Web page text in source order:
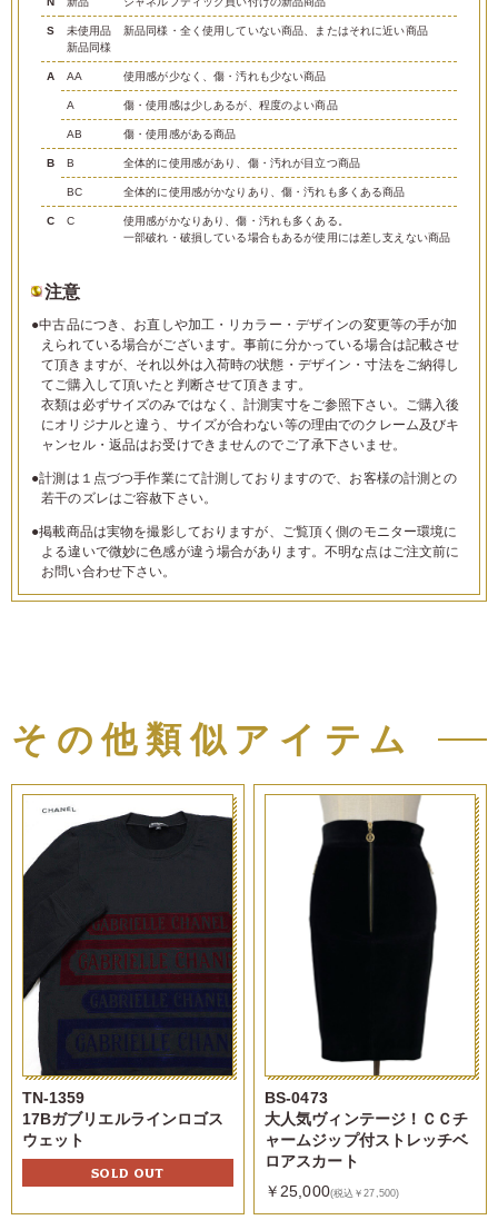
S
未使用品
新品同様
新品同様・全く使用していない商品、またはそれに近い商品
A AA 使用感が少なく、傷・汚れも少ない商品
A 傷・使用感は少しあるが、程度のよい商品
AB 傷・使用感がある商品
B B 全体的に使用感があり、傷・汚れが目立つ商品
BC 全体的に使用感がかなりあり、傷・汚れも多くある商品
C C
使用感がかなりあり、傷・汚れも多くある。
一部破れ・破損している場合もあるが使用には差し支えない商品
注意
●中古品につき、お直しや加工・リカラー・デザインの変更等の手が加
えられている場合がございます。事前に分かっている場合は記載させ
て頂きますが、それ以外は入荷時の状態・デザイン・寸法をご納得し
てご購入して頂いたと判断させて頂きます。
衣類は必ずサイズのみではなく、計測実寸をご参照下さい。ご購入後
にオリジナルと違う、サイズが合わない等の理由でのクレーム及びキ
ャンセル・返品はお受けできませんのでご了承下さいませ。
●計測は１点づつ手作業にて計測しておりますので、お客様の計測との
若干のズレはご容赦下さい。
●掲載商品は実物を撮影しておりますが、ご覧頂く側のモニター環境に
よる違いで微妙に色感が違う場合があります。不明な点はご注文前に
お問い合わせ下さい。
その他類似アイテム
TN-1359
17Bガブリエルラインロゴス
ウェット
SOLD OUT
BS-0473
大人気ヴィンテージ！ＣＣチ
ャームジップ付ストレッチベ
ロアスカート
￥25,000(税込￥27,500)